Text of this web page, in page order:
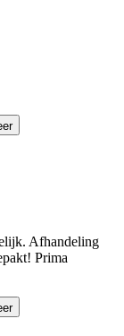
Afhandeling
Prima